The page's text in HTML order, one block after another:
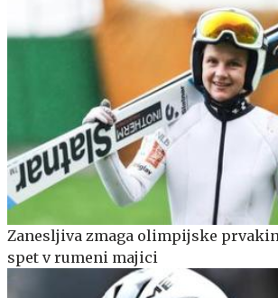
Zanesljiva zmaga olimpijske
spet v rumeni majici